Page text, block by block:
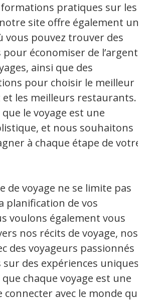
pratiques sur les
site offre également une
vous pouvez trouver des
économiser de l’argent
ainsi que des
pour choisir le meilleur
les meilleurs restaurants.
le voyage est une
et nous souhaitons
à chaque étape de votre
de voyage ne se limite pas
planification de vos
voulons également vous
nos récits de voyage, nos
des voyageurs passionnés
des expériences uniques.
chaque voyage est une
connecter avec le monde qui